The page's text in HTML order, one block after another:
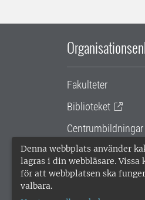
Denna webbplats använder
lagras i din webbläsare. Vissa
för att webbplatsen ska
valbara.
Fakulteter
Biblioteket
samarbetsprojekt
Gemensamma